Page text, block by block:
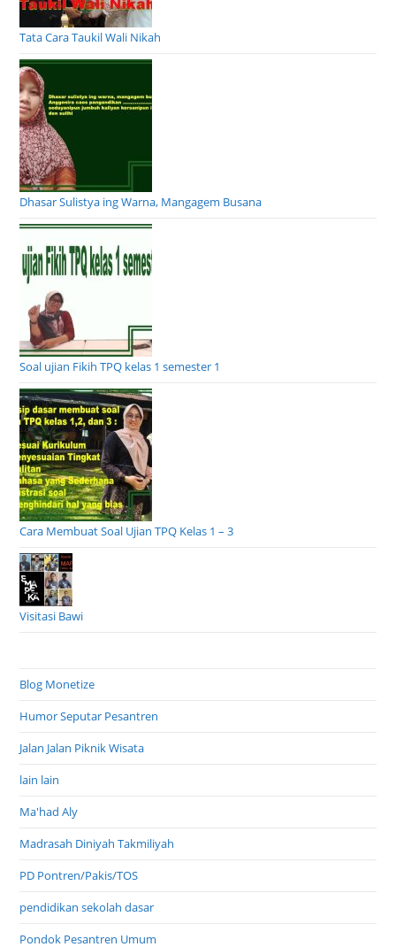
Tata Cara Taukil Wali Nikah
Dhasar Sulistya ing Warna, Mangagem Busana
Soal ujian Fikih TPQ kelas 1 semester 1
Cara Membuat Soal Ujian TPQ Kelas 1 – 3
Visitasi Bawi
Blog Monetize
Humor Seputar Pesantren
Jalan Jalan Piknik Wisata
lain lain
Ma'had Aly
Madrasah Diniyah Takmiliyah
PD Pontren/Pakis/TOS
pendidikan sekolah dasar
Pondok Pesantren Umum